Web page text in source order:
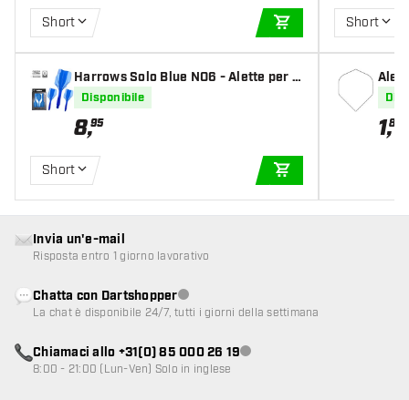
Short
AGGIUNGI AL
Harrows Solo Blue NO6 - Alette per F
reccette
Disponibile
8,95
Short
Short
1,85
Invia un'e-mail
Risposta entro 1 giorno lavorativo
Chatta con DartshopperServizio clienti non disponibile
La chat è disponibile 24/7, tutti i giorni della settimana
Chiamaci allo +31(0) 85 000 26 19Servizio clienti non disponibile
8:00 - 21:00 (Lun-Ven) Solo in inglese